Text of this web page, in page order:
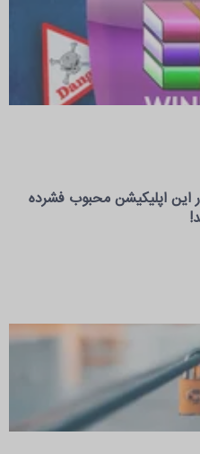
اپلیکیشن محبوب فشرده